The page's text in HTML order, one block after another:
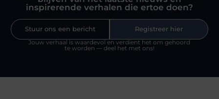
inspirerende verhalen die ertoe doen?
Stuur ons een bericht
Registreer hier
Jouw verhaal is waardevol en verdient het om gehoord
te worden — deel het met ons!